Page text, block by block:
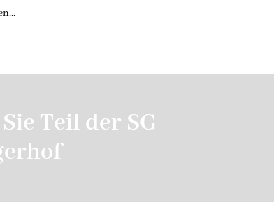
Bericht - 1.Spieltag Aktive
Teil der SG